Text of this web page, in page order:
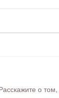
о том,